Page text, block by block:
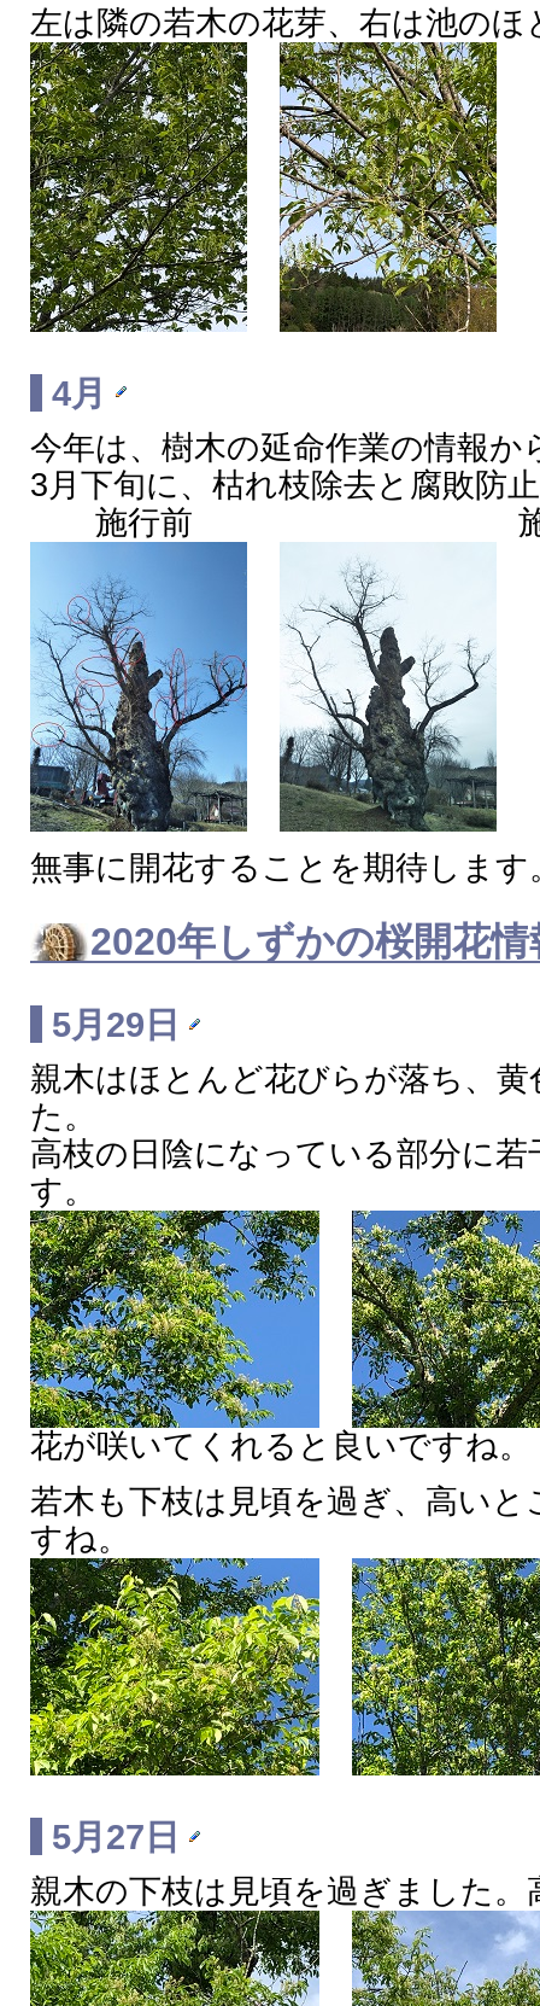
左は隣の若木の花芽、右は池の
4月
今年は、樹木の延命作業の情報
3月下旬に、枯れ枝除去と腐敗防
施行前 施行
無事に開花することを期待します
2020年しずかの桜開花
5月29日
親木はほとんど花びらが落ち、
た。
高枝の日陰になっている部分に
す。
花が咲いてくれると良いですね。
若木も下枝は見頃を過ぎ、高い
すね。
5月27日
親木の下枝は見頃を過ぎました